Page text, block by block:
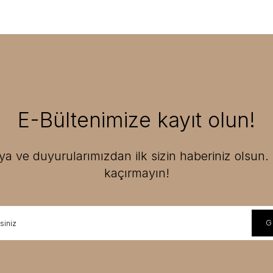
E-Bültenimize kayıt olun!
ve duyurularımızdan ilk sizin haberiniz olsun.
kaçırmayın!